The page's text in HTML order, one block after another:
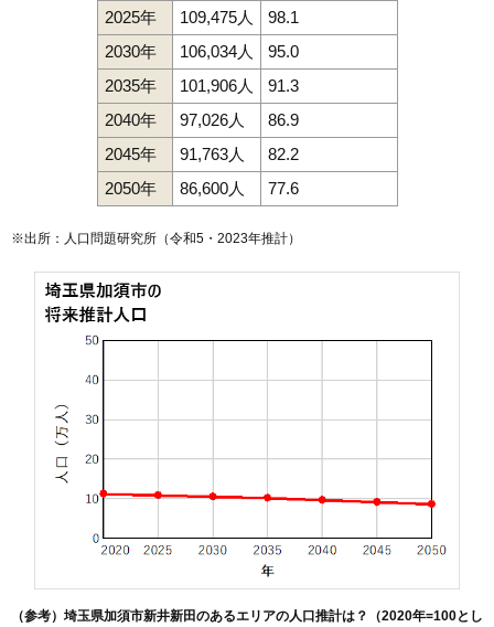
2025年
109,475人
98.1
2030年
106,034人
95.0
2035年
101,906人
91.3
2040年
97,026人
86.9
2045年
91,763人
82.2
2050年
86,600人 77.6
※出所：人口問題研究所（令和5・2023年推計）
（参考）埼玉県加須市新井新田のあるエリアの人口推計は？（2020年=100とし